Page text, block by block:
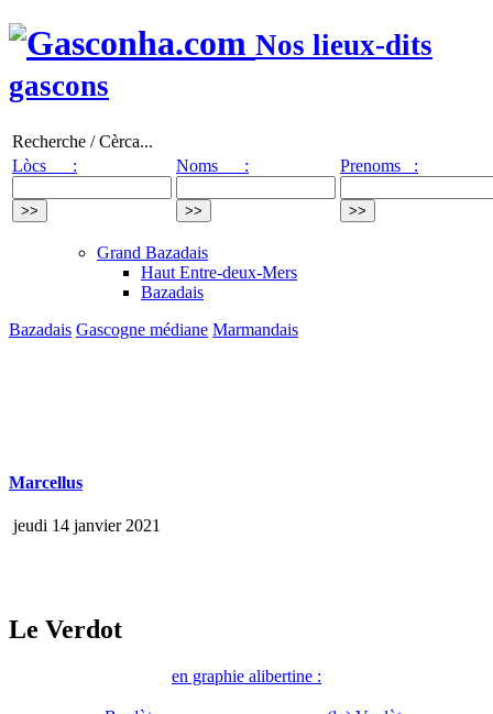
Nos lieux-dits
gascons
Recherche / Cèrca...
Lòcs :
Noms : Prenoms :
Grand Bazadais
Haut Entre-deux-Mers
Bazadais
Bazadais Gascogne médiane Marmandais
Marcellus
jeudi 14 janvier 2021
Le Verdot
en graphie alibertine :